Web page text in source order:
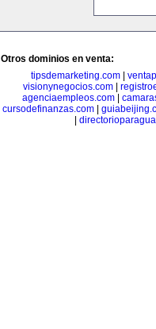
Otros dominios en venta:
tipsdemarketing.com|
visionynegocios.com|
agenciaempleos.com|
cursodefinanzas.com|